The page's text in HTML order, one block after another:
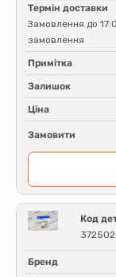
Термін доставки
Замовлення до
замовлення
Примітка
Залишок
Ціна
Замовити
Код
Бренд